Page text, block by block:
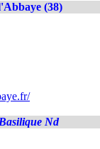
(38)
Basilique Nd